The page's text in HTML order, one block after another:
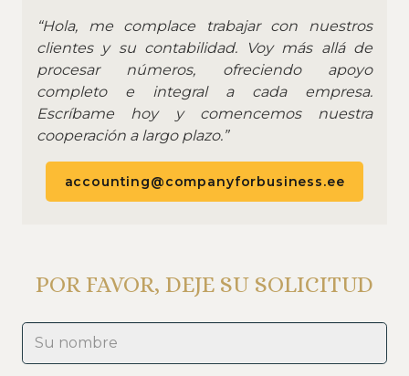
“Hola, me complace trabajar con nuestros
clientes y su contabilidad. Voy más allá de
procesar números, ofreciendo apoyo
completo e integral a cada empresa.
Escríbame hoy y comencemos nuestra
cooperación a largo plazo.”
accounting@companyforbusiness.ee
POR FAVOR, DEJE SU SOLICITUD